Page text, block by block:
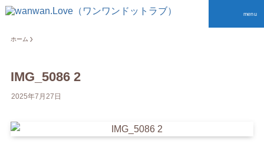
menu
ホーム
IMG_5086 2
2025年7月27日